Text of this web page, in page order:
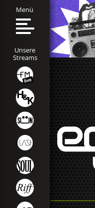
Menü
Unsere
Streams